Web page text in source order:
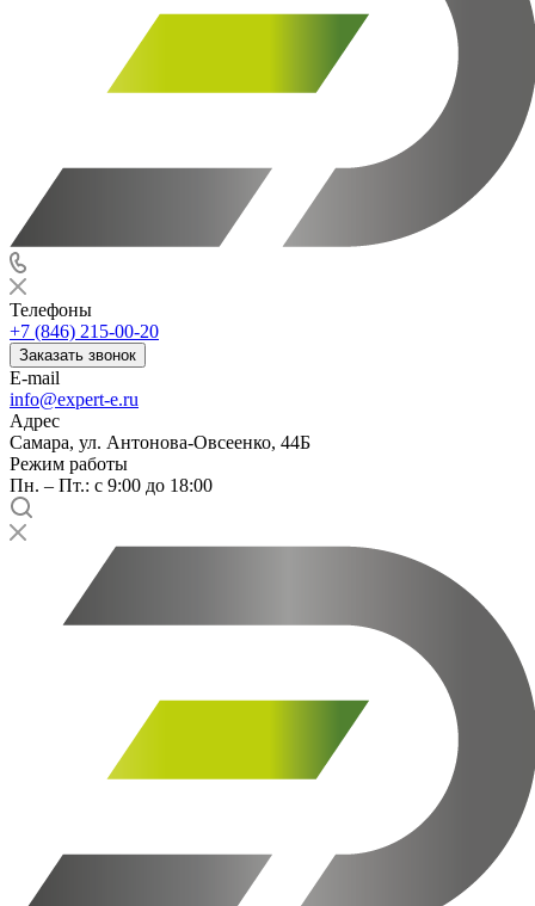
Телефоны
+7 (846) 215-00-20
Заказать звонок
E-mail
info@expert-e.ru
Адрес
Самара, ул. Антонова-Овсеенко, 44Б
Режим работы
Пн. – Пт.: с 9:00 до 18:00